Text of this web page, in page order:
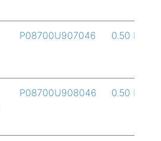
P08700U907046 0.50 L
P08700U908046 0.50 L